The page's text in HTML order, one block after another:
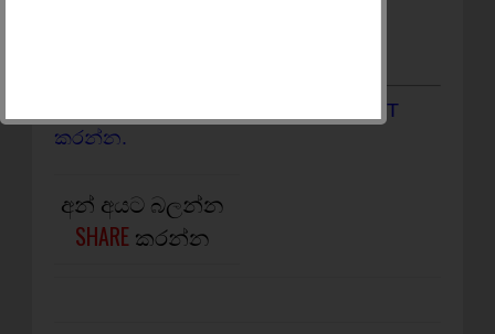
මෙම පුවතට අදාලව පහතින් COMMENT
කරන්න.
අන් අයට බලන්න
SHARE කරන්න